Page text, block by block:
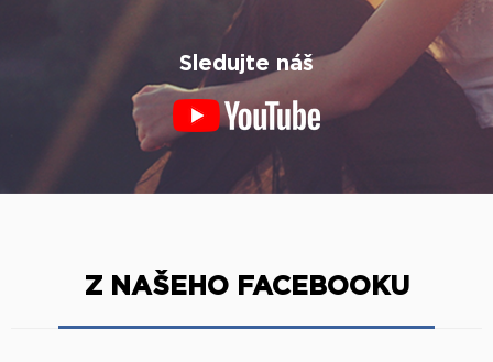
Sledujte náš
Z NAŠEHO FACEBOOKU